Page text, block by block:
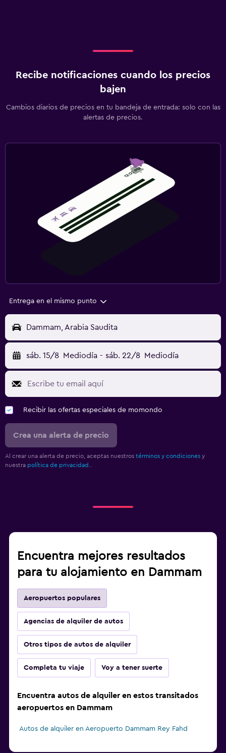
Recibe notificaciones cuando los precios
bajen
Cambios diarios de precios en tu bandeja de entrada: solo con las
alertas de precios.
Entrega en el mismo punto
Dammam, Arabia Saudita
sáb. 15/8 Mediodía - sáb. 22/8 Mediodía
Recibir las ofertas especiales de momondo
Crea una alerta de precio
Al crear una alerta de precio, aceptas nuestros términos y condiciones y
nuestra política de privacidad..
Encuentra mejores resultados
para tu alojamiento en Dammam
Aeropuertos populares
Agencias de alquiler de autos
Otros tipos de autos de alquiler
Completa tu viaje Voy a tener suerte
Encuentra autos de alquiler en estos transitados
aeropuertos en Dammam
Autos de alquiler en Aeropuerto Dammam Rey Fahd